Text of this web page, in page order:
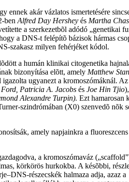
ennek akár vázlatos ismertetésére
ben Alfred Day Hershey és Martha
a szerkezetbõl adódó „genetikai
a DNS-t felépítõ bázisok hármas
szakasz milyen fehérjéket kódol.
a humán klinikai citogenetika
bizonyítása elõtt, amely Matthew
ugyanezt a kromoszómáknál.
Patricia A. Jacobs és Joe Hin Tjio
Alexandre Turpin). Ezt hamarosan
szindrómában (X0) szenvedõ nõk
amely napjainkra a
a kromoszómaváz
körkörös hurkokba. A késõbbi,
részecskék halmaza adja, azaz a